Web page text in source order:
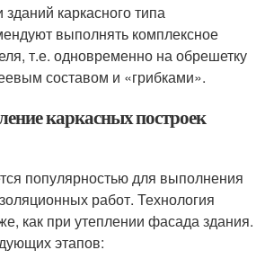
каркасного типа
выполнять комплексное
т.е. одновременно на обрешетку
составом и «грибками».
каркасных построек
популярностью для выполнения
работ. Технология
как при утеплении фасада здания.
этапов: